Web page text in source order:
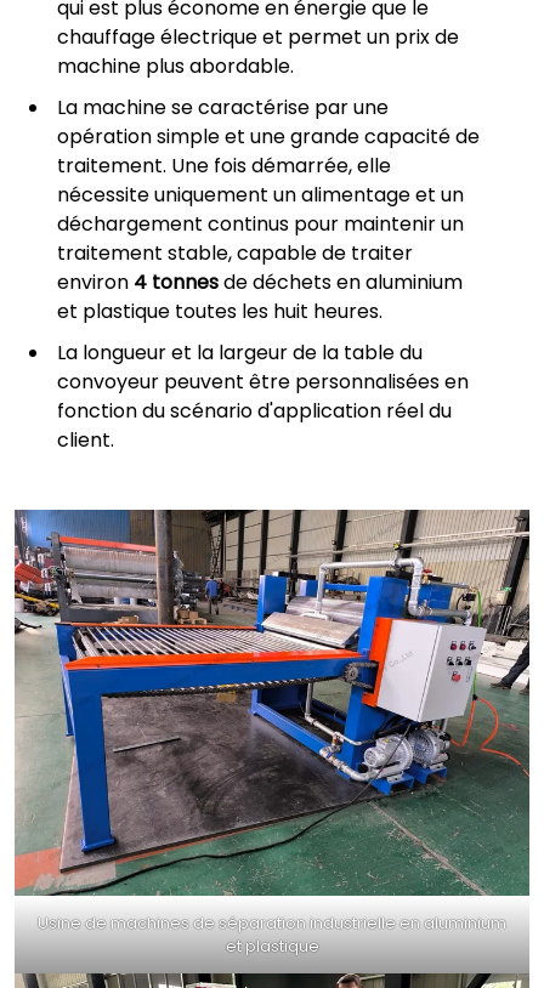
qui est plus économe en énergie que le
chauffage électrique et permet un prix de
machine plus abordable.
La machine se caractérise par une
opération simple et une grande capacité de
traitement. Une fois démarrée, elle
nécessite uniquement un alimentage et un
déchargement continus pour maintenir un
traitement stable, capable de traiter
environ 4 tonnesde déchets en aluminium
et plastique toutes les huit heures.
La longueur et la largeur de la table du
convoyeur peuvent être personnalisées en
fonction du scénario d'application réel du
client.
Usine de machines de séparation industrielle en aluminium
et plastique